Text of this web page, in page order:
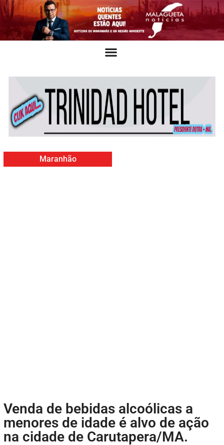
Maranhão
Venda de bebidas alcoólicas a
menores de idade é alvo de ação
na cidade de Carutapera/MA.